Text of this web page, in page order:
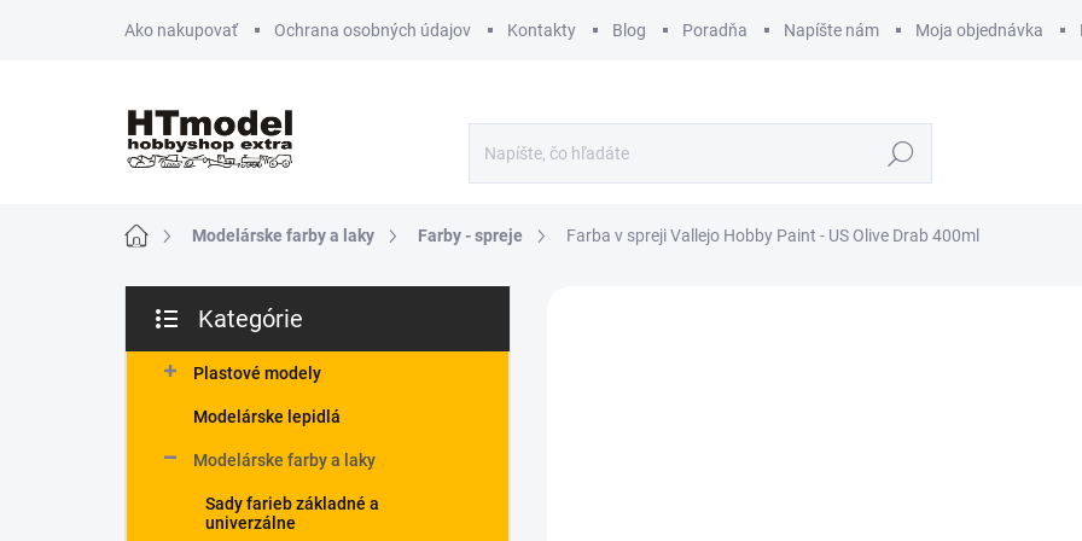
Ako nakupovať Ochrana osobných údajov Kontakty Blog Poradňa Napíšte nám Moja objednávka
Hľadať
DomovModelárske farby a laky Farby - spreje Farba v spreji Vallejo Hobby Paint - US Olive Drab 400ml
č
kategórie
Kategórie
Plastové modely
Modelárske lepidlá
Modelárske farby a laky
Sady farieb základné a
univerzálne